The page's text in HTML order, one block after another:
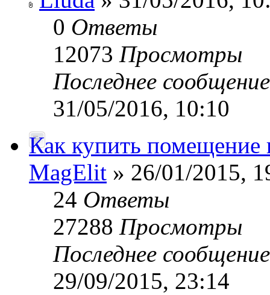
0 Ответы
12073 Просмотры
Последнее
31/05/2016, 10:10
Как купить помещение
MagElit » 26/01/2015,
24 Ответы
27288 Просмотры
Последнее
29/09/2015, 23:14